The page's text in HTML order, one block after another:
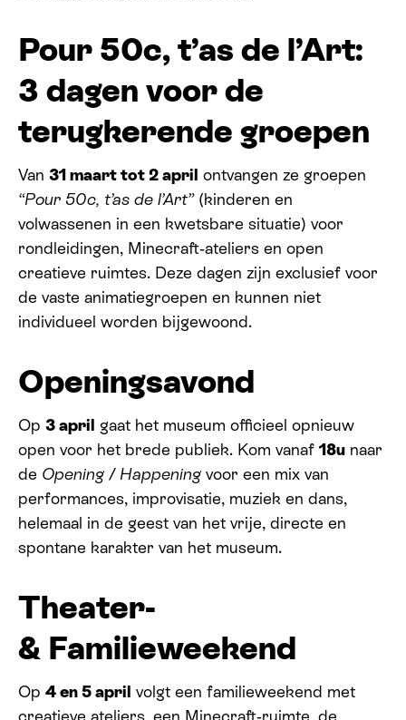
Pour 50c, t’as de l’Art:
3 dagen voor de
terugkerende groepen
Van 31 maart tot 2 april ontvangen ze groepen
“Pour 50c, t’as de l’Art”(kinderen en
volwassenen in een kwetsbare situatie) voor
rondleidingen, Minecraft‑ateliers en open
creatieve ruimtes. Deze dagen zijn exclusief voor
de vaste animatiegroepen en kunnen niet
individueel worden bijgewoond.
Openingsavond
Op 3 april gaat het museum officieel opnieuw
open voor het brede publiek. Kom vanaf 18u naar
de Opening / Happening voor een mix van
performances, improvisatie, muziek en dans,
helemaal in de geest van het vrije, directe en
spontane karakter van het museum.
Theater-
& Familieweekend
Op 4 en 5 april volgt een familieweekend met
creatieve ateliers, een Minecraft‑ruimte, de